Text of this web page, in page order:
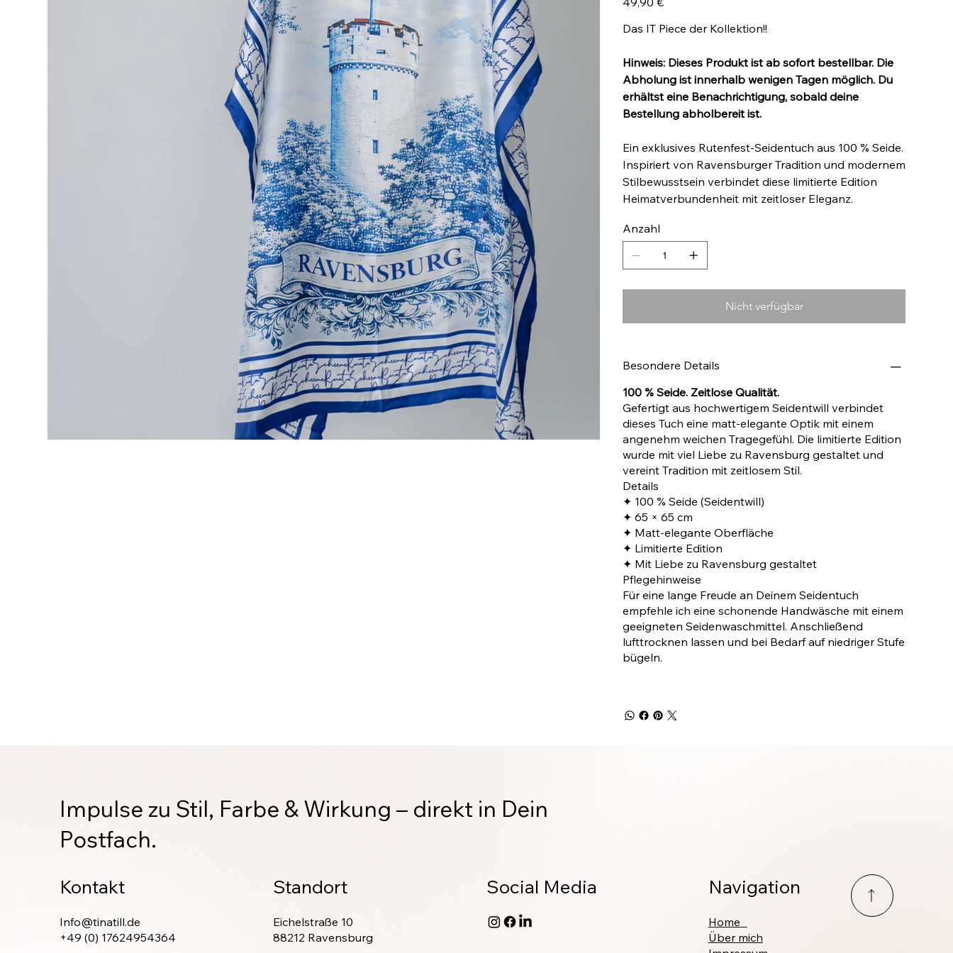
Das IT Piece der Kollektion!!
Hinweis: Dieses Produkt ist ab sofort bestellbar. Die
Abholung ist innerhalb wenigen Tagen möglich. Du
erhältst eine Benachrichtigung, sobald deine
Bestellung abholbereit ist.
Ein exklusives Rutenfest-Seidentuch aus 100 % Seide.
Inspiriert von Ravensburger Tradition und modernem
Stilbewusstsein verbindet diese limitierte Edition
Heimatverbundenheit mit zeitloser Eleganz.
Anzahl
Nicht verfügbar
Besondere Details
100 % Seide. Zeitlose Qualität.
Gefertigt aus hochwertigem Seidentwill verbindet
dieses Tuch eine matt-elegante Optik mit einem
angenehm weichen Tragegefühl. Die limitierte Edition
wurde mit viel Liebe zu Ravensburg gestaltet und
vereint Tradition mit zeitlosem Stil.
Details
✦ 100 % Seide (Seidentwill)
✦ 65 × 65 cm
✦ Matt-elegante Oberfläche
✦ Limitierte Edition
✦ Mit Liebe zu Ravensburg gestaltet
Pflegehinweise
Für eine lange Freude an Deinem Seidentuch
empfehle ich eine schonende Handwäsche mit einem
geeigneten Seidenwaschmittel. Anschließend
lufttrocknen lassen und bei Bedarf auf niedriger Stufe
bügeln.
Impulse zu Stil, Farbe & Wirkung – direkt in Dein
Postfach.
Kontakt
Info@tinatill.de
+49 (0) 17624954364
Standort
Eichelstraße 10
88212 Ravensburg
Social Media Navigation
Home
Über mich